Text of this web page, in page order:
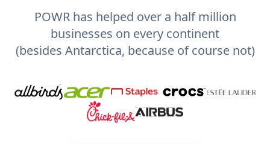
POWR has helped over a half million
businesses on every continent
(besides Antarctica, because of course not)